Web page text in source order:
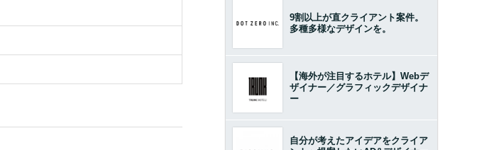
9割以上が直クライアント案件。
多種多様なデザインを。
【海外が注目するホテル】Webデ
ザイナー／グラフィックデザイナ
ー
自分が考えたアイデアをクライア